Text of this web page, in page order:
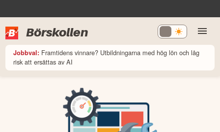
Börskollen
Jobbval: Framtidens vinnare? Utbildningarna med hög lön och låg
risk att ersättas av AI